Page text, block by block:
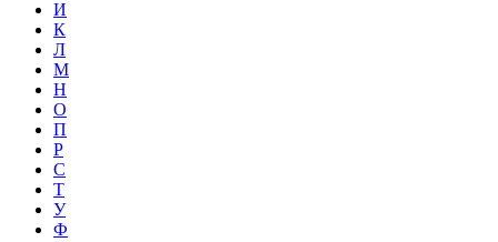
И
К
Л
М
Н
О
П
Р
С
Т
У
Ф